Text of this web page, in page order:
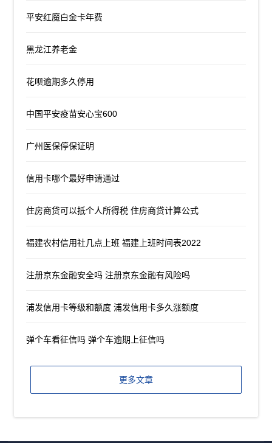
平安红魔白金卡年费
黑龙江养老金
花呗逾期多久停用
中国平安疫苗安心宝600
广州医保停保证明
信用卡哪个最好申请通过
住房商贷可以抵个人所得税 住房商贷计算公式
福建农村信用社几点上班 福建上班时间表2022
注册京东金融安全吗 注册京东金融有风险吗
浦发信用卡等级和额度 浦发信用卡多久涨额度
弹个车看征信吗 弹个车逾期上征信吗
更多文章